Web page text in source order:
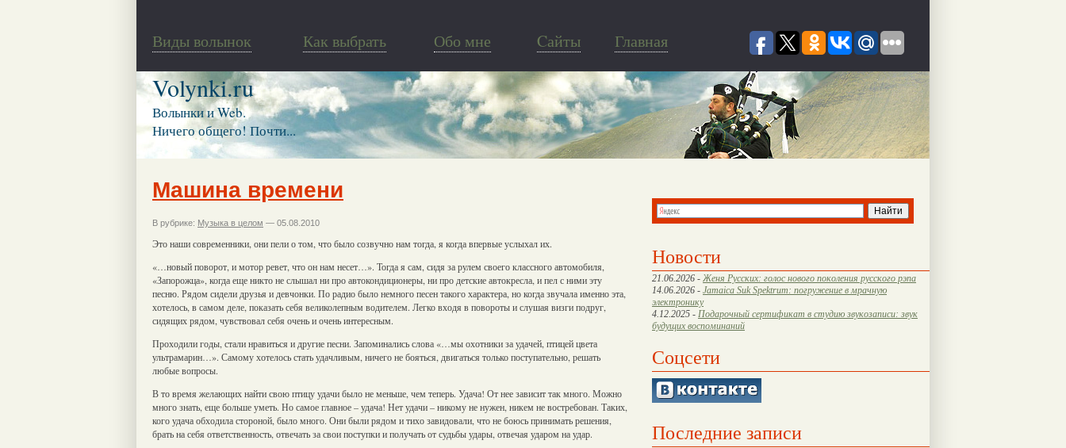
Виды волынок Как выбрать Обо мне Cайты Главная
Volynki.ru
Волынки и Web.
Ничего общего! Почти...
Новости
21.06.2026 - Женя Русских: голос нового поколения русского рэпа
14.06.2026 - Jamaica Suk Spektrum: погружение в мрачную
электронику
4.12.2025 - Подарочный сертификат в студию звукозаписи: звук
будущих воспоминаний
Соцсети
Последние записи
Машина времени
В рубрике: Музыка в целом — 05.08.2010
Это наши современники, они пели о том, что было созвучно нам тогда, я когда впервые услыхал их.
«…новый поворот, и мотор ревет, что он нам несет…». Тогда я сам, сидя за рулем своего классного автомобиля,
«Запорожца», когда еще никто не слышал ни про автокондиционеры, ни про детские автокресла, и пел с ними эту
песню. Рядом сидели друзья и девчонки. По радио было немного песен такого характера, но когда звучала именно эта,
хотелось, в самом деле, показать себя великолепным водителем. Легко входя в повороты и слушая визги подруг,
сидящих рядом, чувствовал себя очень и очень интересным.
Проходили годы, стали нравиться и другие песни. Запоминались слова «…мы охотники за удачей, птицей цвета
ультрамарин…». Самому хотелось стать удачливым, ничего не бояться, двигаться только поступательно, решать
любые вопросы.
В то время желающих найти свою птицу удачи было не меньше, чем теперь. Удача! От нее зависит так много. Можно
много знать, еще больше уметь. Но самое главное – удача! Нет удачи – никому не нужен, никем не востребован. Таких,
кого удача обходила стороной, было много. Они были рядом и тихо завидовали, что не боюсь принимать решения,
брать на себя ответственность, отвечать за свои поступки и получать от судьбы удары, отвечая ударом на удар.